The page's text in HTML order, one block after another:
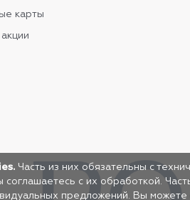
карты
Часть из них обязательны с
соглашаетесь с их обработкой.
предложений. Вы можете